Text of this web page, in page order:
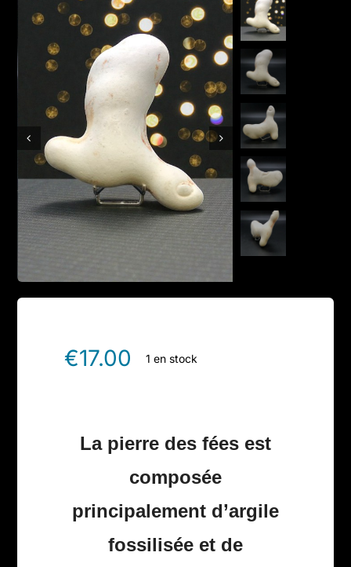
Boutique en ligne
Contact
€17.00 1 en stock
La pierre des fées est
composée
principalement d’argile
fossilisée et de